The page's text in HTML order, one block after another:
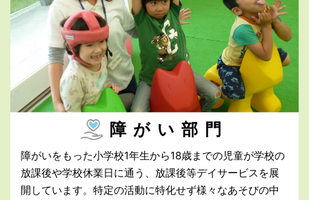
障がい部門
障がいをもった小学校1年生から18歳までの児童が学校の
放課後や学校休業日に通う、放課後等デイサービスを展
開しています。特定の活動に特化せず様々なあそびの中